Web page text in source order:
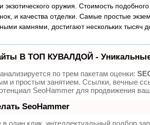
экзотического оружия. Стоимость
и качества отделки. Самые простые
камнями, достигают нескольких тысяч
В ТОП КУВАЛДОЙ - Уникальные
по трем пакетам оценки:
и простым занятием. Ссылки, вечные
SeoHammer для продвижения
SeoHammer
один клик, интеллектуальный подбор